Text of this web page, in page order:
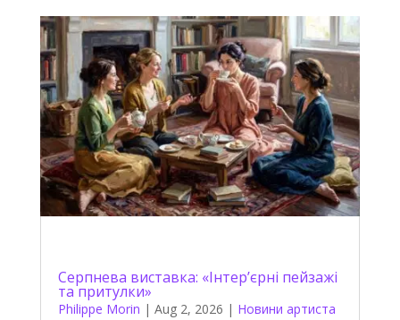
Серпнева виставка: «Інтер’єрні пейзажі
та притулки»
Philippe Morin | Aug 2, 2026 | Новини артиста